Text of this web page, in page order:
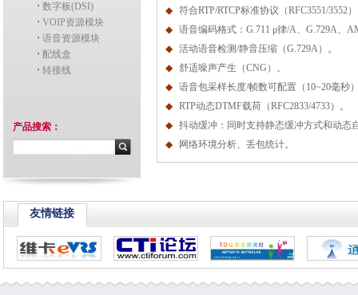
数字板(DSI)
VOIP资源模块
语音资源模块
配线盒
转接线
产品搜索：
◆ 符合RTP/RTCP标准协议（RFC3551/3552
◆ 语音编码格式： G.711 μ律/A、 G.729A、
◆ 活动语音检测/静音压缩（G.729A）。
◆ 舒适噪声产生（CNG ）。
◆ 语音包采样长度/帧数可配置（ 10~20毫秒
◆ RTP动态DTMF载荷（RFC2833/4733）。
◆ 抖动缓冲：同时支持静态缓冲方式和动态
◆
网络环境分析、丢包统计。
友情链接